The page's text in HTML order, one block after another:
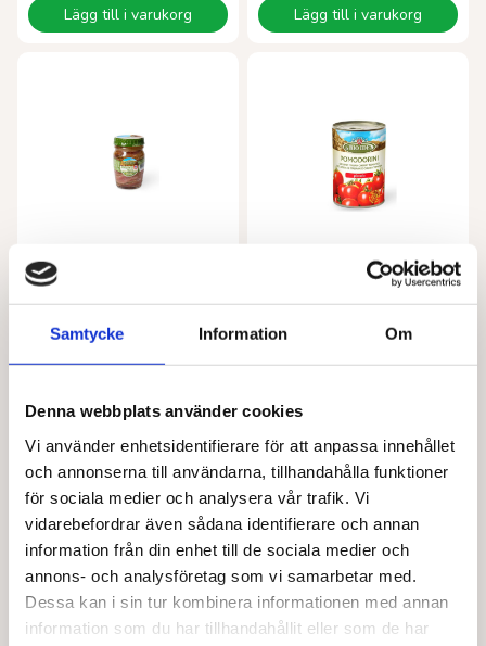
Samtycke Information Om
Denna webbplats använder cookies
Vi använder enhetsidentifierare för att anpassa innehållet
och annonserna till användarna, tillhandahålla funktioner
för sociala medier och analysera vår trafik. Vi
vidarebefordrar även sådana identifierare och annan
information från din enhet till de sociala medier och
annons- och analysföretag som vi samarbetar med.
Dessa kan i sin tur kombinera informationen med annan
information som du har tillhandahållit eller som de har
Lägg till i varukorg Lägg till i varukorg
LA BIO IDEA
Sardeller EKO 78 g
75,00kr
Körsbärstomater EKO 400 g
27,00